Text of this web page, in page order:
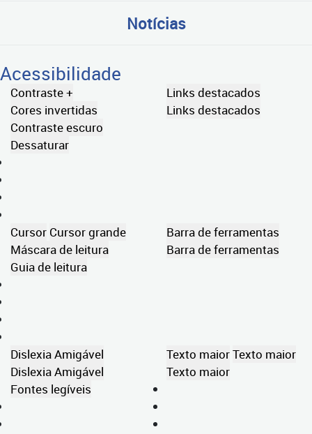
Notícias
Acessibilidade
Contraste +
Cores invertidas
Contraste escuro
Dessaturar
Links destacados
Links destacados
Cursor Cursor grande
Máscara de leitura
Guia de leitura
Barra de ferramentas
Barra de ferramentas
Dislexia Amigável
Dislexia Amigável
Fontes legíveis
Texto maiorTexto maior
Texto maior